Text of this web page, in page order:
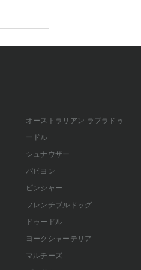
オーストラリアン ラブラドゥ
ードル
シュナウザー
パピヨン
ピンシャー
フレンチブルドッグ
ドゥードル
ヨークシャーテリア
マルチーズ